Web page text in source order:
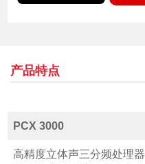
产品特点
PCX 3000
高精度立体声三分频处理器